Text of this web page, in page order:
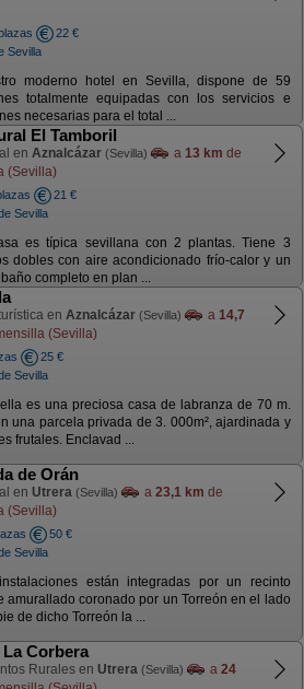
22 €
Sevilla
moderno hotel en Sevilla, dispone de 59
totalmente equipadas con los servicios e
necesarias para el total ...
El Tamboril
en Aznalcázar (Sevilla) a 13 km de
(Sevilla)
21 €
Sevilla
es típica sevillana con 2 plantas. Tiene 3
dobles con aire acondicionado frío-calor y un
completo en plan ...
en Aznalcázar (Sevilla) a 14,7
(Sevilla)
25 €
Sevilla
es una preciosa casa de labranza de 70 m.
una parcela privada de 3. 000m², ajardinada y
frutales. Enclavad ...
de Orán
en Utrera (Sevilla) a 23,1 km de
(Sevilla)
50 €
Sevilla
están integradas por un recinto
amurallado coronado por un Torreón en el lado
de dicho Torreón la ...
La Corbera
Rurales en Utrera (Sevilla) a 24